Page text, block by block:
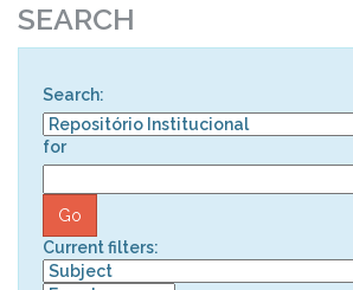
SEARCH
Search:
for
Current filters: